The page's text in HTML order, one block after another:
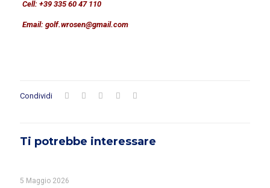
Cell: +39 335 60 47 110
Email: golf.wrosen@gmail.com
Condividi
Ti potrebbe interessare
5 Maggio 2026